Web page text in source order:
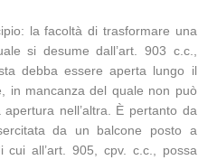
la facoltà di trasformare una
si desume dall’art. 903 c.c.,
debba essere aperta lungo il
in mancanza del quale non può
apertura nell’altra. È pertanto da
da un balcone posto a
all’art. 905, cpv. c.c., possa